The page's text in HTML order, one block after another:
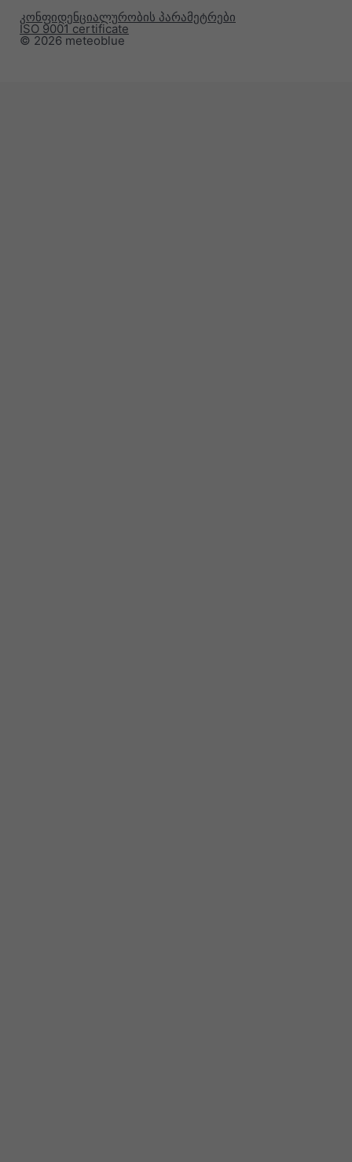
© 2026 meteoblue
ISO 9001 certificate
კონფიდენციალურობის პარამეტრები